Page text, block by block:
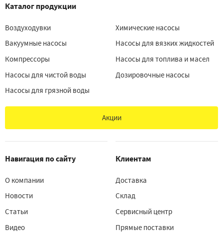
Каталог продукции
Воздуходувки
Вакуумные насосы
Компрессоры
Насосы для чистой воды
Насосы для грязной воды
Химические насосы
Насосы для вязких жидкостей
Насосы для топлива и масел
Дозировочные насосы
Акции
Навигация по сайту
О компании
Новости
Статьи
Видео
Клиентам
Доставка
Склад
Сервисный центр
Прямые поставки